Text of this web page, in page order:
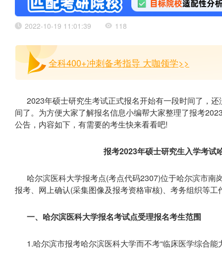
2022-10-19 11:01:39 118
全科400+冲刺备考指导 大咖领学>>
2023年硕士研究生考试正式报名开始有一段时间了，
间了。为方便大家了解报名信息小编帮大家整理了报考
公告，内容如下，有需要的考生快来看看吧!
报考2023年硕士研究生入学考试
哈尔滨医科大学报考点(考点代码2307)位于哈尔滨市
报考、网上确认(采集图像及报考资格审核)、考务组织等
一、哈尔滨医科大学报名考试点受理报名考生范围
1.哈尔滨市报考哈尔滨医科大学而不考“临床医学综合能